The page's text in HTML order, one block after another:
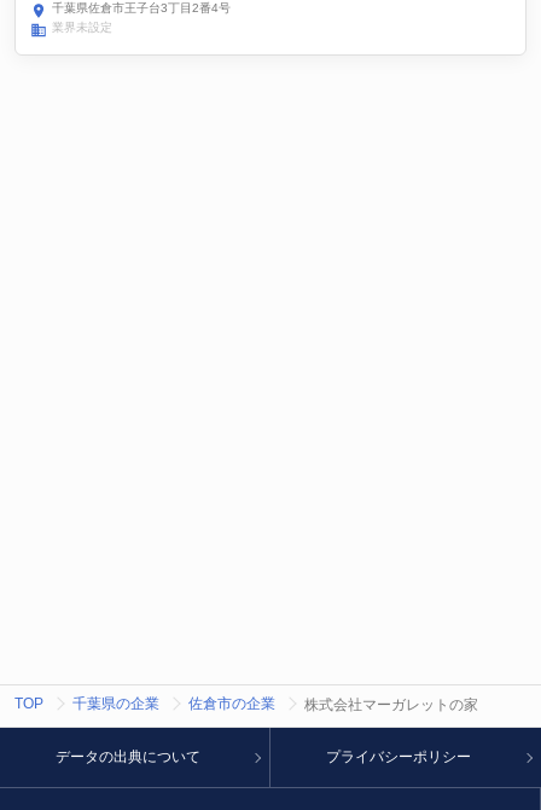
千葉県佐倉市王子台3丁目2番4号
業界未設定
TOP 千葉県の企業 佐倉市の企業 株式会社マーガレットの家
データの出典について プライバシーポリシー